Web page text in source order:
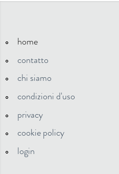
home
contatto
chi siamo
condizioni d'uso
privacy
cookie policy
login